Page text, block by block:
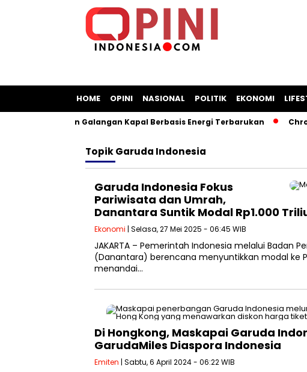
HOME OPINI NASIONAL POLITIK EKONOMI
Bangun Galangan Kapal Berbasis Energi Terbarukan
TopikGaruda Indonesia
Garuda Indonesia Fokus
Pariwisata dan Umrah,
Danantara Suntik Modal Rp1.000
Ekonomi | Selasa, 27 Mei 2025 - 06:45 WIB
JAKARTA – Pemerintah Indonesia melalui Badan
(Danantara) berencana menyuntikkan modal ke
menandai…
Di Hongkong, Maskapai Garuda
GarudaMiles Diaspora Indonesia
Emiten | Sabtu, 6 April 2024 - 06:22 WIB